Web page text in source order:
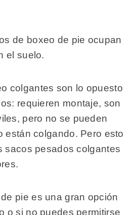
de boxeo de pie ocupan
el suelo.
colgantes son lo opuesto
requieren montaje, son
pero no se pueden
están colgando. Pero esto
sacos pesados colgantes
pie es una gran opción
o si no puedes permitirse